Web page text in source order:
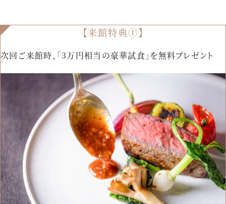
ベルクラシック甲府
山梨県甲府市丸の内1-1-17
Tel. 055-254-1000
営業時間：9：00〜18：00（無休）
【来館特典①】
次回ご来館時、「3万円相当の豪華試食」を無料プレゼント